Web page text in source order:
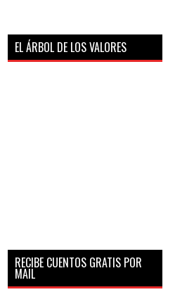
EL ÁRBOL DE LOS VALORES
RECIBE CUENTOS GRATIS POR
MAIL